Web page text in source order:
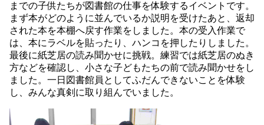
までの子供たちが図書館の仕事を体験するイベントです。
まず本がどのように並んでいるか説明を受けたあと、返却
された本を本棚へ戻す作業をしました。本の受入作業で
は、本にラベルを貼ったり、ハンコを押したりしました。
最後に紙芝居の読み聞かせに挑戦。練習では紙芝居のぬき
方などを確認し、小さな子どもたちの前で読み聞かせをし
ました。一日図書館員としてふだんできないことを体験
し、みんな真剣に取り組んでいました。